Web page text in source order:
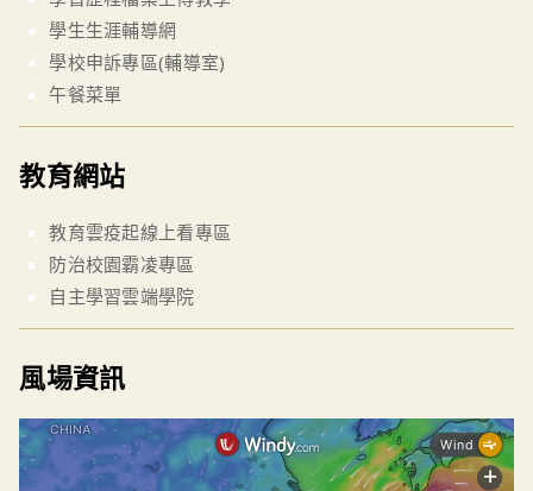
學生生涯輔導網
學校申訴專區(輔導室)
午餐菜單
教育網站
教育雲疫起線上看專區
防治校園霸凌專區
自主學習雲端學院
風場資訊